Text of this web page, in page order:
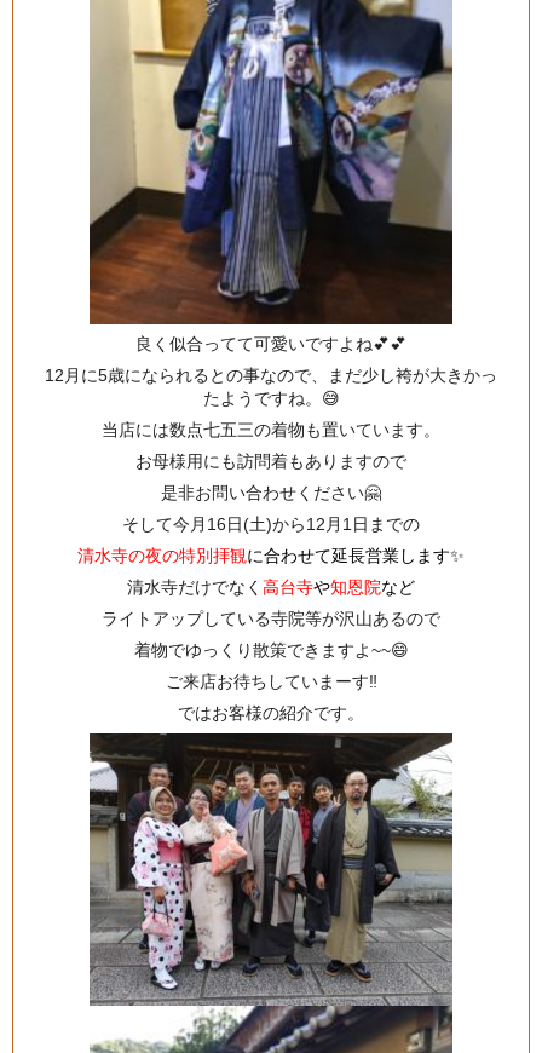
良く似合ってて可愛いですよね💕💕
12月に5歳になられるとの事なので、まだ少し袴が大きかっ
たようですね。😅
当店には数点七五三の着物も置いています。
お母様用にも訪問着もありますので
是非お問い合わせください🤗
そして今月16日(土)から12月1日までの
清水寺の夜の特別拝観に合わせて延長営業します✨
清水寺だけでなく 高台寺や知恩院など
ライトアップしている寺院等が沢山あるので
着物でゆっくり散策できますよ~~😄
ご来店お待ちしていまーす‼️
ではお客様の紹介です。